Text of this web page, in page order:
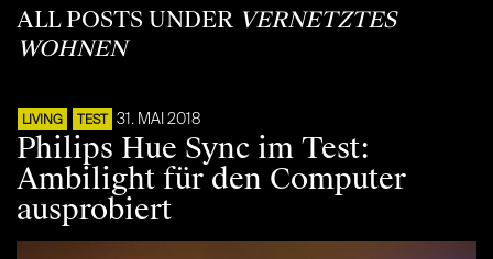
ALL POSTS UNDER VERNETZTES
WOHNEN
LIVING TEST 31. MAI 2018
Philips Hue Sync im Test:
Ambilight für den Computer
ausprobiert